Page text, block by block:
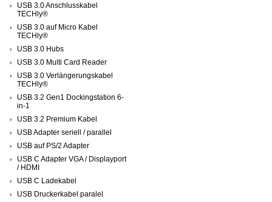
USB 3.0 Anschlusskabel
TECHly®
USB 3.0 auf Micro Kabel
TECHly®
USB 3.0 Hubs
USB 3.0 Multi Card Reader
USB 3.0 Verlängerungskabel
TECHly®
USB 3.2 Gen1 Dockingstation 6-
in-1
USB 3.2 Premium Kabel
USB Adapter seriell / parallel
USB auf PS/2 Adapter
USB C Adapter VGA / Displayport
/ HDMI
USB C Ladekabel
USB Druckerkabel paralel